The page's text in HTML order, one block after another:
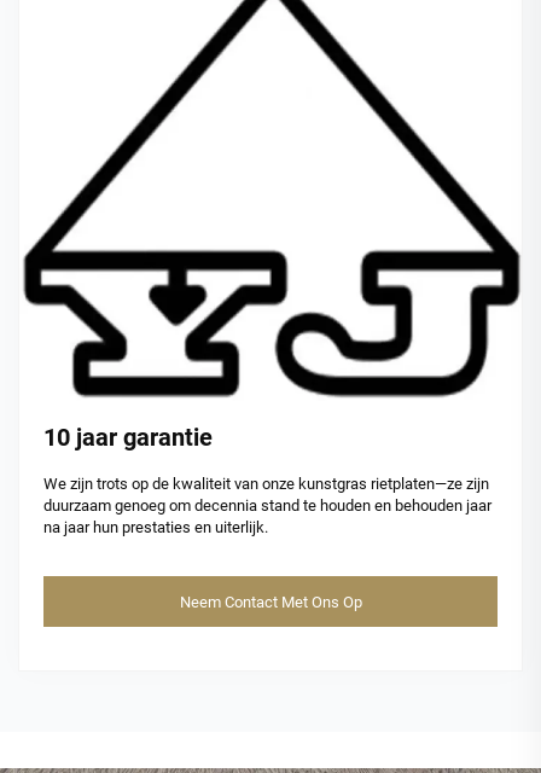
10 jaar garantie
We zijn trots op de kwaliteit van onze kunstgras rietplaten—ze zijn
duurzaam genoeg om decennia stand te houden en behouden jaar
na jaar hun prestaties en uiterlijk.
Neem Contact Met Ons Op